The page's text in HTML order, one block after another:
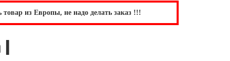
из Европы, не надо делать заказ !!!